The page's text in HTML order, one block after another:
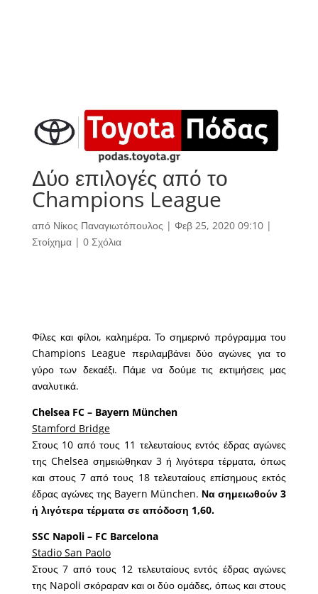
Δύο επιλογές από το
Champions League
από Νίκος Παναγιωτόπουλος | Φεβ 25, 2020 09:10|
Στοίχημα| 0 Σχόλια
Φίλες και φίλοι, καλημέρα. Το σημερινό πρόγραμμα του
Champions League περιλαμβάνει δύο αγώνες για το
γύρο των δεκαέξι. Πάμε να δούμε τις εκτιμήσεις μας
αναλυτικά.
Chelsea FC – Bayern München
Stamford Bridge
Στους 10 από τους 11 τελευταίους εντός έδρας αγώνες
της Chelsea σημειώθηκαν 3 ή λιγότερα τέρματα, όπως
και στους 7 από τους 18 τελευταίους επίσημους εκτός
έδρας αγώνες της Bayern München. Να σημειωθούν 3
ή λιγότερα τέρματα σε απόδοση 1,60.
SSC Napoli – FC Barcelona
Stadio San Paolo
Στους 7 από τους 12 τελευταίους εντός έδρας αγώνες
της Napoli σκόραραν και οι δύο ομάδες, όπως και στους